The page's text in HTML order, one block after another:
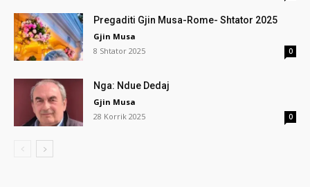
Pregaditi Gjin Musa-Rome- Shtator 2025
Gjin Musa
8 Shtator 2025
0
Nga: Ndue Dedaj
Gjin Musa
28 Korrik 2025
0